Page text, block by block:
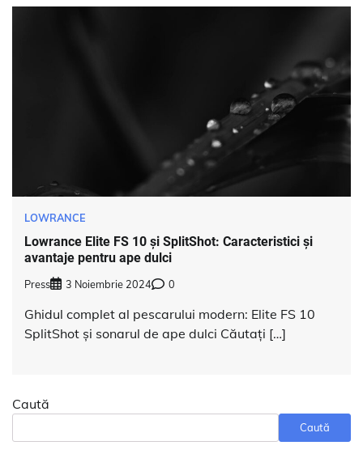
LOWRANCE
Lowrance Elite FS 10 și SplitShot: Caracteristici și
avantaje pentru ape dulci
Press 3 Noiembrie 2024 0
Ghidul complet al pescarului modern: Elite FS 10
SplitShot și sonarul de ape dulci Căutați […]
Caută
Caută